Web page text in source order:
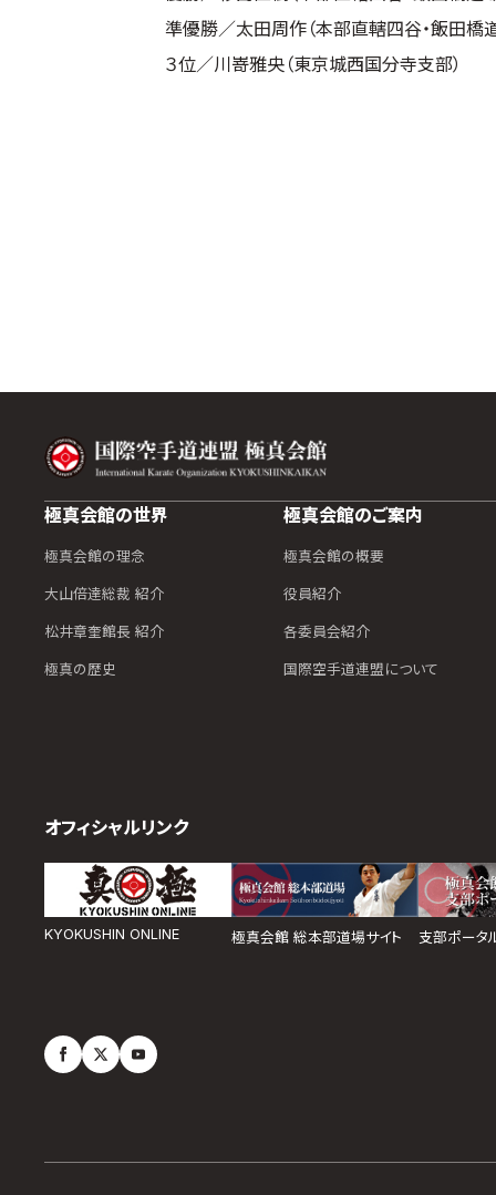
準優勝／太田周作（本部直轄四谷・飯田橋
３位／川嵜雅央（東京城西国分寺支部）
極真会館の世界
極真会館の理念
大山倍達総裁 紹介
松井章奎館長 紹介
極真の歴史
極真会館のご案内
極真会館の概要
役員紹介
各委員会紹介
国際空手道連盟について
オフィシャルリンク
KYOKUSHIN ONLINE 極真会館 総本部道場サイト 支部ポータ